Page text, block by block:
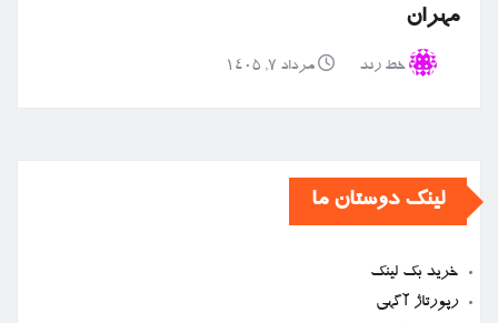
مهران
خط رند مرداد ۷, ۱۴۰۵
لینک دوستان ما
خرید بک لینک
رپورتاژ آگهی